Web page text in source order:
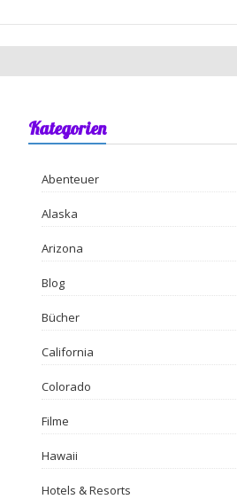
Kategorien
Abenteuer
Alaska
Arizona
Blog
Bücher
California
Colorado
Filme
Hawaii
Hotels & Resorts